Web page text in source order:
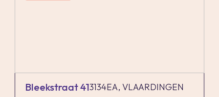
uitnodiging tot het doen van een bod of om in
Bleekstraat 413134EA, VLAARDINGEN